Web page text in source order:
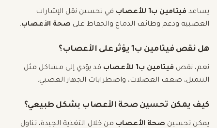
يساعد فيتامين ب1 للأعصاب
في تحسين نقل الإشارات
العصبية ودعم وظائف الدماغ والحفاظ على صحة الأعصاب.
هل نقص فيتامين ب1 يؤثر على الأعصاب؟
نعم، نقص فيتامين ب1 للأعصاب
قد يؤدي إلى مشاكل مثل
التنميل، ضعف العضلات، واضطرابات الجهاز العصبي.
كيف يمكن تحسين صحة الأعصاب بشكل طبيعي؟
يمكن تحسين صحة الأعصاب من خلال التغذية الجيدة، تناول